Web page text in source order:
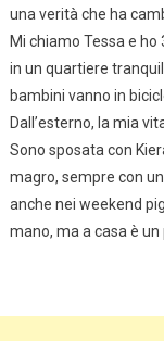
una verità che ha
Mi chiamo Tessa e
in un quartiere
bambini vanno in
Dall’esterno, la mia
Sono sposata con
magro, sempre con
anche nei weekend
mano, ma a casa è un